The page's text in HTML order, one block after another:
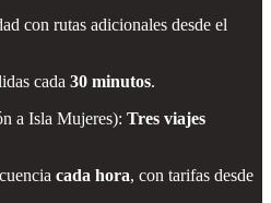
con rutas adicionales desde el
cada 30 minutos.
a Isla Mujeres): Tres viajes
cada hora, con tarifas desde